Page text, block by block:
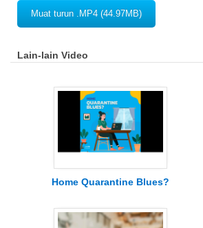
Muat turun .MP4 (44.97MB)
Lain-lain Video
Home Quarantine Blues?